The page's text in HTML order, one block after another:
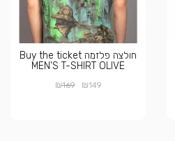
חולצה פלזמה Buy the ticket
MEN'S T-SHIRT OLIVE
₪149
₪169